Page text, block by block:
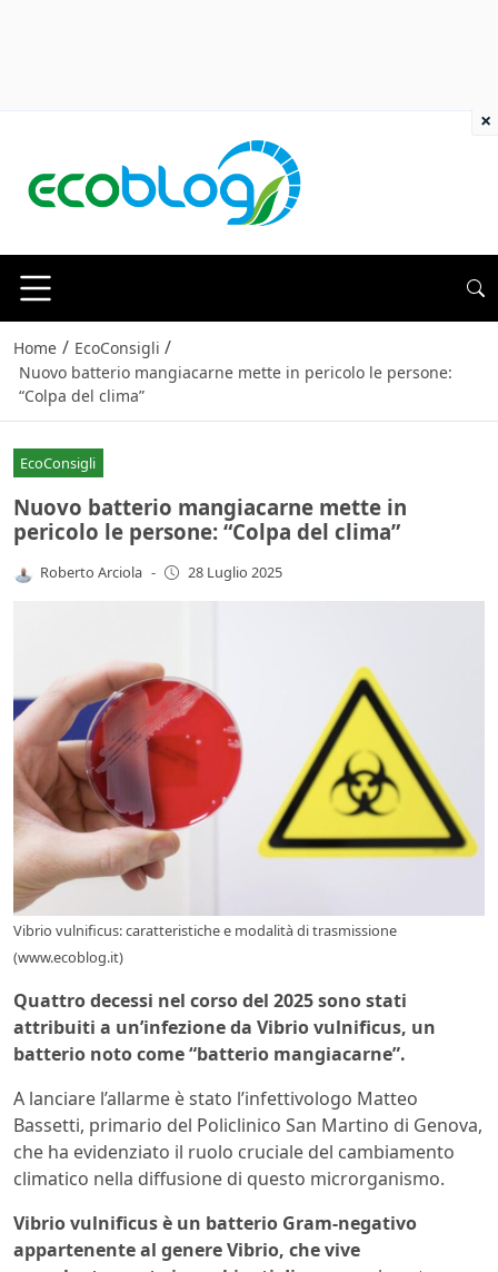
Home / EcoConsigli /
Nuovo batterio mangiacarne mette in pericolo le persone:
“Colpa del clima”
EcoConsigli
Nuovo batterio mangiacarne mette in
pericolo le persone: “Colpa del clima”
Roberto Arciola - 28 Luglio 2025
Vibrio vulnificus: caratteristiche e modalità di trasmissione
(www.ecoblog.it)
Quattro decessi nel corso del 2025 sono stati
attribuiti a un’infezione da Vibrio vulnificus, un
batterio noto come “batterio mangiacarne”.
A lanciare l’allarme è stato l’infettivologo Matteo
Bassetti, primario del Policlinico San Martino di Genova,
che ha evidenziato il ruolo cruciale del cambiamento
climatico nella diffusione di questo microrganismo.
Vibrio vulnificus è un batterio Gram-negativo
appartenente al genere Vibrio, che vive
×